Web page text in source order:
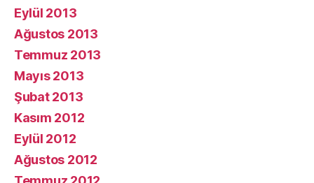
Eylül 2013
Ağustos 2013
Temmuz 2013
Mayıs 2013
Şubat 2013
Kasım 2012
Eylül 2012
Ağustos 2012